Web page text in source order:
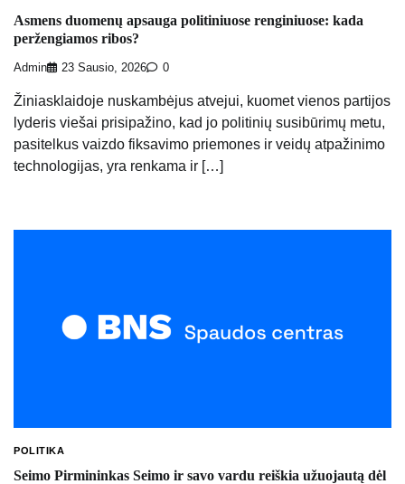
Asmens duomenų apsauga politiniuose renginiuose: kada
peržengiamos ribos?
Admin 23 Sausio, 2026 0
Žiniasklaidoje nuskambėjus atvejui, kuomet vienos partijos
lyderis viešai prisipažino, kad jo politinių susibūrimų metu,
pasitelkus vaizdo fiksavimo priemones ir veidų atpažinimo
technologijas, yra renkama ir […]
POLITIKA
Seimo Pirmininkas Seimo ir savo vardu reiškia užuojautą dėl